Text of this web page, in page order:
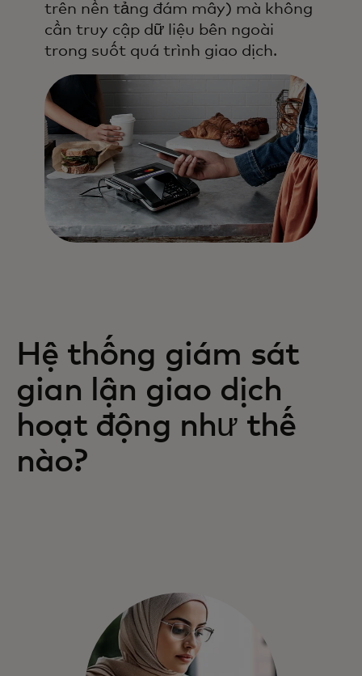
trên nền tảng đám mây) mà không
cần truy cập dữ liệu bên ngoài
trong suốt quá trình giao dịch.
Hệ thống giám sát
gian lận giao dịch
hoạt động như thế
nào?